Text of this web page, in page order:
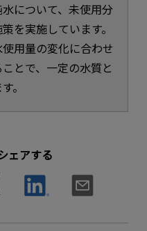
について、未使用分
を実施しています。
用量の変化に合わせ
とで、一定の水質と
。
ェアする